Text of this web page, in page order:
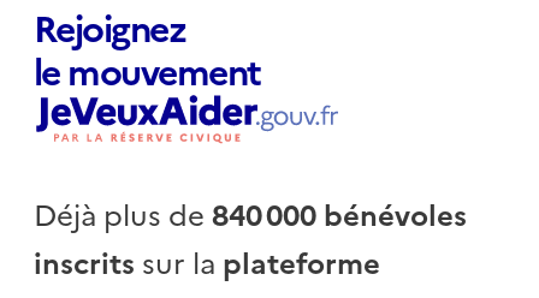
Rejoignez
le mouvement
Déjà plus de840 000 bénévoles
inscrits sur la plateforme